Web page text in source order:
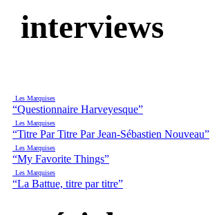
interviews
Les Marquises
“Questionnaire Harveyesque”
Les Marquises
“Titre Par Titre Par Jean-Sébastien Nouveau”
Les Marquises
“My Favorite Things”
Les Marquises
“La Battue, titre par titre”